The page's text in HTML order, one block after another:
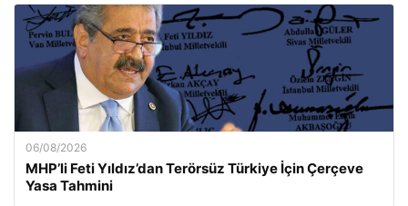
06/08/2026
MHP’li Feti Yıldız’dan Terörsüz Türkiye İçin Çerçeve
Yasa Tahmini